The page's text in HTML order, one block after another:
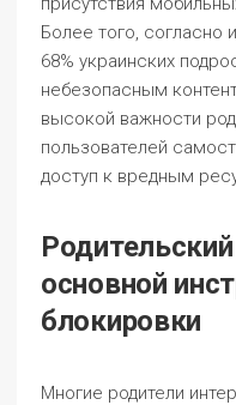
Более того, согласно
68% украинских
небезопасным
высокой важности
пользователей
доступ к вредным
основной
блокировки
Многие родители